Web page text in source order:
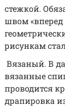
стежкой.
швом «вперед
рисункам
Вязаный. В
вязанные
проводится
драпировка